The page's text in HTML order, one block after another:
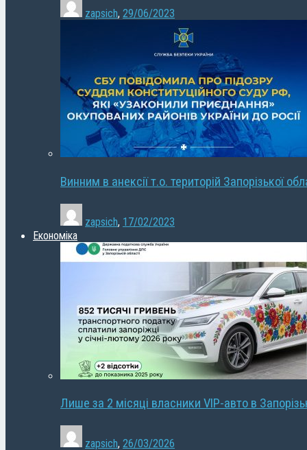
zapsich, 29/06/2023
Винним в анексії т.о. територій Запорізької
zapsich, 17/02/2023
Економіка
Лише за 2 місяці власники VIP-авто в
zapsich, 26/03/2026